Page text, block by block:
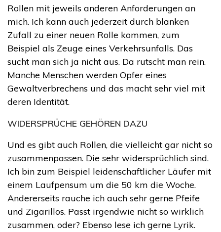
Rollen mit jeweils anderen Anforderungen an
mich. Ich kann auch jederzeit durch blanken
Zufall zu einer neuen Rolle kommen, zum
Beispiel als Zeuge eines Verkehrsunfalls. Das
sucht man sich ja nicht aus. Da rutscht man rein.
Manche Menschen werden Opfer eines
Gewaltverbrechens und das macht sehr viel mit
deren Identität.
WIDERSPRÜCHE GEHÖREN DAZU
Und es gibt auch Rollen, die vielleicht gar nicht so
zusammenpassen. Die sehr widersprüchlich sind.
Ich bin zum Beispiel leidenschaftlicher Läufer mit
einem Laufpensum um die 50 km die Woche.
Andererseits rauche ich auch sehr gerne Pfeife
und Zigarillos. Passt irgendwie nicht so wirklich
zusammen, oder? Ebenso lese ich gerne Lyrik.